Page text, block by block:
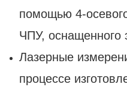
помощью 4-
ЧПУ, оснащенного
Лазерные
процессе